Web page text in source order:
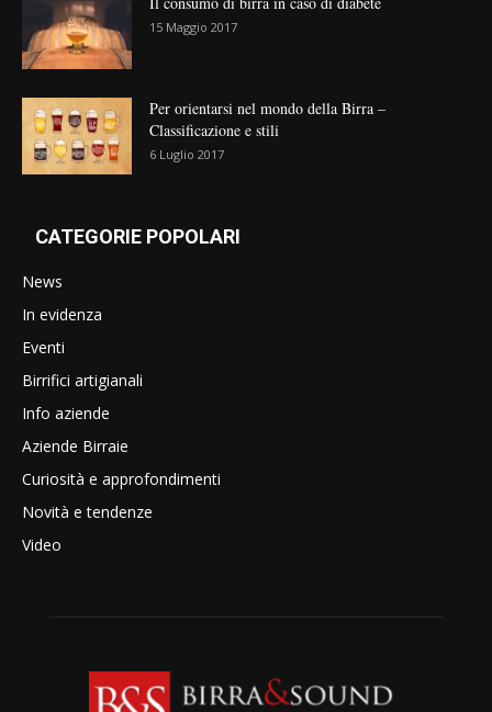
15 Maggio 2017
Per orientarsi nel mondo della Birra –
Classificazione e stili
6 Luglio 2017
CATEGORIE POPOLARI
News
In evidenza
Eventi
Birrifici artigianali
Info aziende
Aziende Birraie
Curiosità e approfondimenti
Novità e tendenze
Video